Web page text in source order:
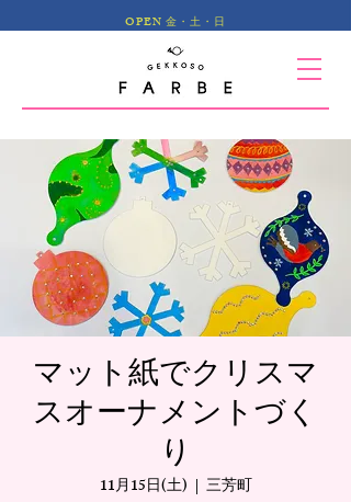
OPEN 金・土・日
マット紙でクリスマ
スオーナメントづく
り
11月15日(土)
  |
三芳町